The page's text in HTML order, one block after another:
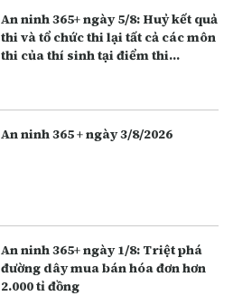
An ninh 365+ ngày 5/8: Huỷ kết quả
thi và tổ chức thi lại tất cả các môn
thi của thí sinh tại điểm thi
An ninh 365 + ngày 3/8/2026
An ninh 365+ ngày 1/8: Triệt phá
đường dây mua bán hóa đơn hơn
2.000 tỉ đồng